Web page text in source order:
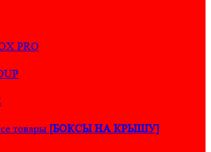
PRO
товары [БОКСЫ НА КРЫШУ]